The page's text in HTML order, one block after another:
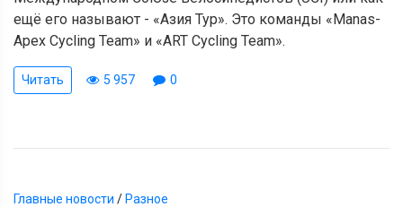
ещё его называют - «Азия Тур». Это команды «Manas-
Apex Cycling Team» и «ART Cycling Team».
Читать 5 957 0
Главные новости /Разное